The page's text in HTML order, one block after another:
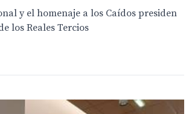
y el homenaje a los Caídos presiden
los Reales Tercios